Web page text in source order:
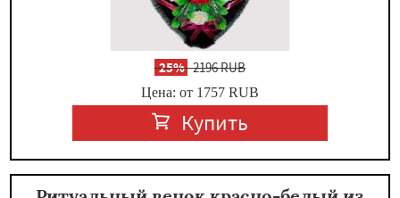
-25%2196 RUB
Цена: от 1757 RUB
Купить